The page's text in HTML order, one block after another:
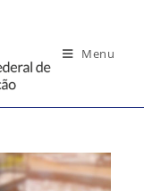
Menu